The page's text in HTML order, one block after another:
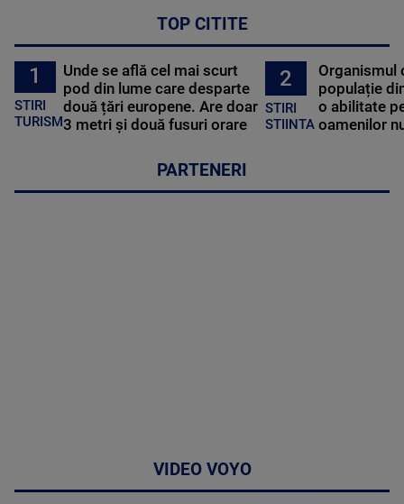
TOP CITITE
1
STIRI
TURISM
Unde se află cel mai scurt
pod din lume care desparte
două țări europene. Are doar
3 metri și două fusuri orare
2
STIRI
STIINTA
Organismul
populație
o abilitate
oamenilor
PARTENERI
VIDEO VOYO